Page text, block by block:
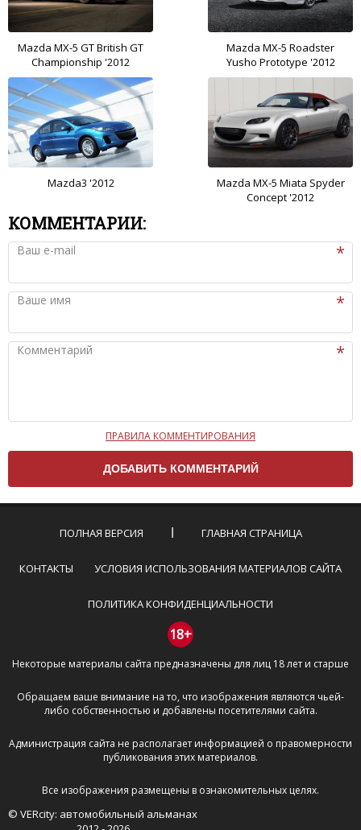
Mazda MX-5 GT British GT
Championship '2012
Mazda MX-5 Roadster
Yusho Prototype '2012
Mazda3 '2012
Mazda MX-5 Miata Spyder
Concept '2012
КОММЕНТАРИИ:
Ваш e-mail
Ваше имя
Комментарий
Чтобы ваш комментарий был опубликован на сайте,
вам нужно придерживаться следующих правил:
Комментарий не может быть слишком
короткой — избегайте односложных и чисто
эмоциональных высказываний.
Не стоит отклоняться от предмета обсуждения.
Пожалуйста, не используйте в комментарие
призывы к насилию и высказывания,
направленные на разжигание расовой,
межнациональной и религиозной розни —
пожалейте наших модераторов, они кстати
очень славные ребята, поверьте.
буквами.
Не копируйте рецензии с других сайтов, нам
важно именно ваше мнение.
Не размещайте рекламу!
И запаситесь терпением, все комментарии
публикуются только после модерации, поэтому ваш
отзыв может появиться на сайте с некоторым
ПРАВИЛА КОММЕНТИРОВАНИЯ
ПОЛНАЯ ВЕРСИЯ ГЛАВНАЯ СТРАНИЦА
КОНТАКТЫ УСЛОВИЯ ИСПОЛЬЗОВАНИЯ МАТЕРИАЛОВ САЙТА
ПОЛИТИКА КОНФИДЕНЦИАЛЬНОСТИ
18+
Некоторые материалы сайта предназначены для лиц 18 лет и старше
Обращаем ваше внимание на то, что изображения являются чьей-
либо собственностью и добавлены посетителями сайта.
Администрация сайта не располагает информацией о правомерности
публикования этих материалов.
Все изображения размещены в ознакомительных целях.
© VERcity: автомобильный альманах